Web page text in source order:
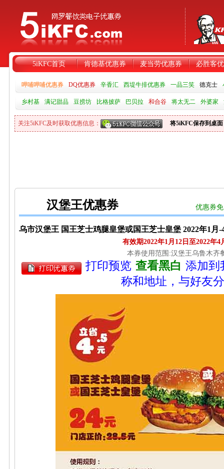
5iKFC首页 肯德基优惠券 麦当劳优惠券 必胜客
呷哺呷哺优惠券 DQ优惠券 辛香汇 西堤牛排优惠券 一品三笑 德克士
乡村基 满记甜品 豆捞坊 比格披萨 巴贝拉 和合谷 将太无二 外婆家
关注5iKFC及时获取优惠信息： 将5iKFC保存到桌面
汉堡王优惠券 优惠券
乌市汉堡王 国王芝士鸡腿皇堡或国王芝士皇堡 2022年1月
有效期2022年1月12日至2022年4
本券使用范围:汉堡王乌鲁木齐
打印预览 查看黑白 添加到
称和地址，与好友